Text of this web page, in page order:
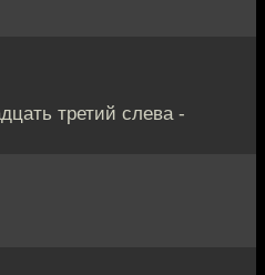
третий слева -